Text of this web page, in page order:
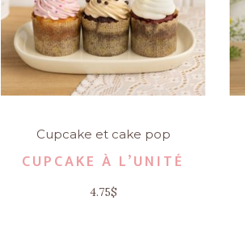
Cupcake et cake pop
CUPCAKE À L’UNITÉ
4.75$